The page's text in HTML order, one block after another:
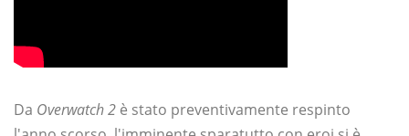
Da Overwatch 2 è stato preventivamente respinto